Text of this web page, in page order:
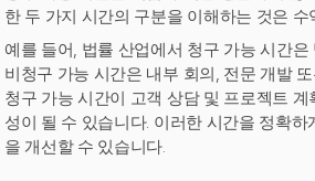
한 두 가지 시간의 구분을 이해하는 것은
예를 들어, 법률 산업에서 청구 가능 시간
비청구 가능 시간은 내부 회의, 전문 개발
청구 가능 시간이 고객 상담 및 프로젝트
성이 될 수 있습니다. 이러한 시간을 정확
을 개선할 수 있습니다.